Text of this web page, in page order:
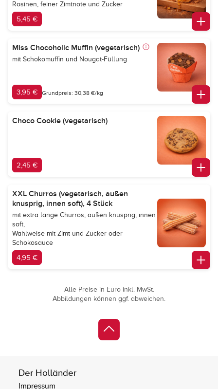
Rosinen, feiner Zimtnote und Zucker
5,45 €
Miss Chocoholic Muffin (vegetarisch)
mit Schokomuffin und Nougat-Füllung
3,95 € Grundpreis: 30,38 €/kg
Choco Cookie (vegetarisch)
2,45 €
XXL Churros (vegetarisch, außen
knusprig, innen soft), 4 Stück
mit extra lange Churros, außen knusprig, innen
soft,
Wahlweise mit Zimt und Zucker oder
Schokosauce
4,95 €
Alle Preise in Euro inkl. MwSt.
Abbildungen können ggf. abweichen.
Der Holländer
Impressum